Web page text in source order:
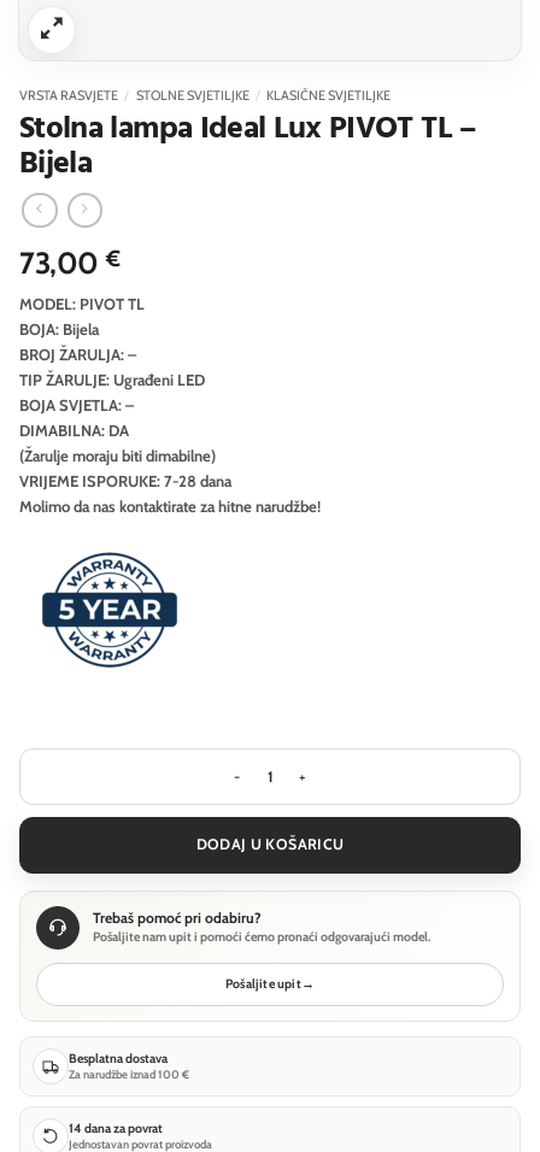
VRSTA RASVJETE / STOLNE SVJETILJKE / KLASIČNE SVJETILJKE
Stolna lampa Ideal Lux PIVOT TL –
Bijela
73,00 €
MODEL: PIVOT TL
BOJA: Bijela
BROJ ŽARULJA: –
TIP ŽARULJE: Ugrađeni LED
BOJA SVJETLA: –
DIMABILNA: DA
(Žarulje moraju biti dimabilne)
VRIJEME ISPORUKE: 7-28 dana
Molimo da nas kontaktirate za hitne narudžbe!
Stolna lampa Ideal Lux PIVOT TL -
DODAJ U KOŠARICU
Trebaš pomoć pri odabiru?
Pošaljite nam upit i pomoći ćemo pronaći odgovarajući model.
Pošaljite upit→
Besplatna dostava
Za narudžbe iznad 100 €
14 dana za povrat
Jednostavan povrat proizvoda